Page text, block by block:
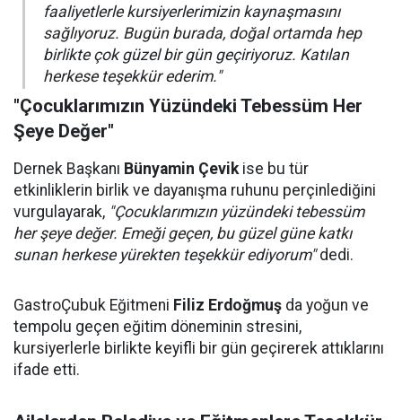
faaliyetlerle kursiyerlerimizin kaynaşmasını
sağlıyoruz. Bugün burada, doğal ortamda hep
birlikte çok güzel bir gün geçiriyoruz. Katılan
herkese teşekkür ederim."
"Çocuklarımızın Yüzündeki Tebessüm Her
Şeye Değer"
Dernek Başkanı Bünyamin Çevikise bu tür
etkinliklerin birlik ve dayanışma ruhunu perçinlediğini
vurgulayarak, "Çocuklarımızın yüzündeki tebessüm
her şeye değer. Emeği geçen, bu güzel güne katkı
sunan herkese yürekten teşekkür ediyorum"dedi.
GastroÇubuk Eğitmeni Filiz Erdoğmuş da yoğun ve
tempolu geçen eğitim döneminin stresini,
kursiyerlerle birlikte keyifli bir gün geçirerek attıklarını
ifade etti.